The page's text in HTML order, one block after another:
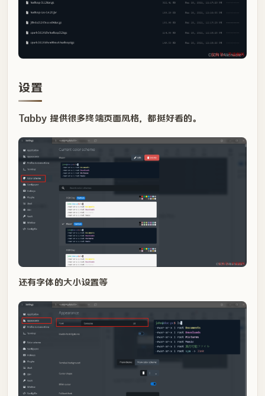
设置
Tabby 提供很多终端页面风格，都挺好看的。
还有字体的大小设置等